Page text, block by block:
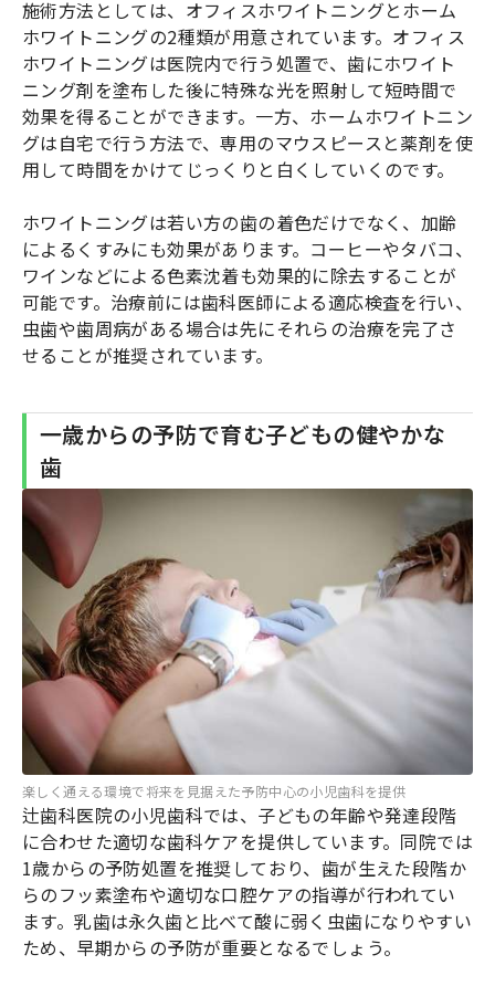
施術方法としては、オフィスホワイトニングとホーム
ホワイトニングの2種類が用意されています。オフィス
ホワイトニングは医院内で行う処置で、歯にホワイト
ニング剤を塗布した後に特殊な光を照射して短時間で
効果を得ることができます。一方、ホームホワイトニン
グは自宅で行う方法で、専用のマウスピースと薬剤を使
用して時間をかけてじっくりと白くしていくのです。
ホワイトニングは若い方の歯の着色だけでなく、加齢
によるくすみにも効果があります。コーヒーやタバコ、
ワインなどによる色素沈着も効果的に除去することが
可能です。治療前には歯科医師による適応検査を行い、
虫歯や歯周病がある場合は先にそれらの治療を完了さ
せることが推奨されています。
一歳からの予防で育む子どもの健やかな
歯
楽しく通える環境で将来を見据えた予防中心の小児歯科を提供
辻歯科医院の小児歯科では、子どもの年齢や発達段階
に合わせた適切な歯科ケアを提供しています。同院では
1歳からの予防処置を推奨しており、歯が生えた段階か
らのフッ素塗布や適切な口腔ケアの指導が行われてい
ます。乳歯は永久歯と比べて酸に弱く虫歯になりやすい
ため、早期からの予防が重要となるでしょう。